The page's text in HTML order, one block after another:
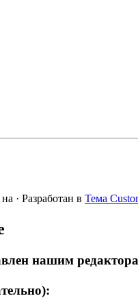
на · Разработан в Тема
нашим